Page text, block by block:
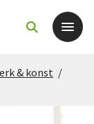
& konst /